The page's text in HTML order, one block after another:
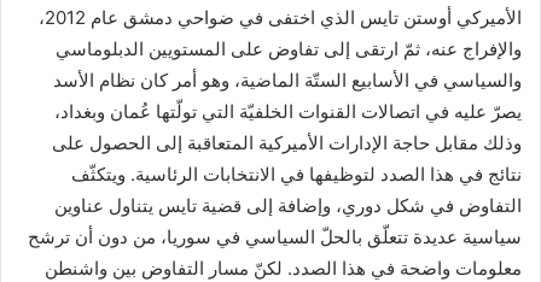
الأميركي أوستن تايس الذي اختفى في ضواحي دمشق عام 2012،
والإفراج عنه، ثمّ ارتقى إلى تفاوض على المستويين الدبلوماسي
والسياسي في الأسابيع الستّة الماضية، وهو أمر كان نظام الأسد
يصرّ عليه في اتصالات القنوات الخلفيّة التي تولّتها عُمان وبغداد،
وذلك مقابل حاجة الإدارات الأميركية المتعاقبة إلى الحصول على
نتائج في هذا الصدد لتوظيفها في الانتخابات الرئاسية. ويتكثّف
التفاوض في شكل دوري، وإضافة إلى قضية تايس يتناول عناوين
سياسية عديدة تتعلّق بالحلّ السياسي في سوريا، من دون أن ترشح
معلومات واضحة في هذا الصدد. لكنّ مسار التفاوض بين واشنطن